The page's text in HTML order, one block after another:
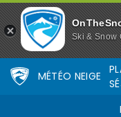
Ski & Snow
MÉTÉO NEIGE